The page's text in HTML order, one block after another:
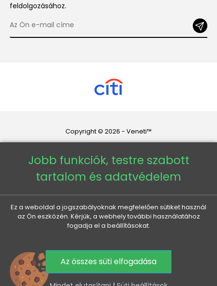
feldolgozásához.
Copyright © 2026 - Veneti™
Veneti HU
Veneti CZ
Veneti DE
Veneti SK
0
Jobb funkciók, testre szabott
tartalom és adatvédelem
Ez a weboldal a jogszabályoknak megfelelően sütiket használ
az Ön eszközén. Kérjük, a webhely további használatához
fogadja el a beállításokat.
Az összes süti elfogadása